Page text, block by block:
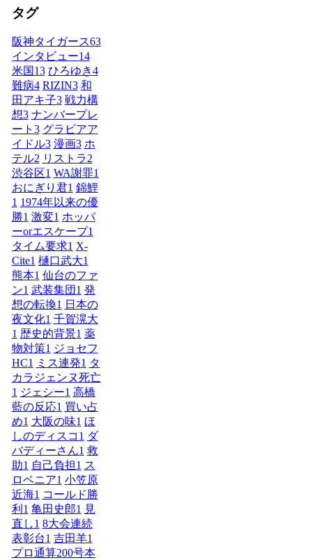
タグ
阪神タイガース63
インタビュー14
米国13 ひろゆき4
難病4 RIZIN3 和
田アキ子3 戦力構
想3 ナンバープレ
ート 3 グラビアア
イドル3 漫画3 ホ
テル2 リストラ2
渋谷区1 WA謝罪1
おにぎり君1 錦鯉
1 1974年以来の優
勝1 激変1 ホッパ
ーorエスケープ1
タイム要求1 X-
Cite1 樋口武大1
熊本1 仙台のファ
ン1 武装集団 1 発
想の転換1 日本の
夜文化1 千賀滉大
1 歴史的背景1 薬
物対策1 ジョセフ
HC1 ミス連発1 タ
カラジェンヌ死亡
1 ジェシー1 高橋
藍の反応1 買い占
め1 大阪の味1 ほ
しのディスコ 1 ダ
バディーさん1 救
助1 自己負担1 ス
ロベニア1 小笠原
近海1 コールド勝
利 1 亀田史郎1 見
直し1 8大会連続
表彰台1 吉田羊1
プロ通算200号本